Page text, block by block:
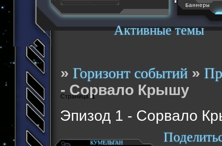
Активные темы
Баннеры
»Горизонт событий »
- Сорвало Крышу
Эпизод 1 - Сорвало
Страница:1
КУМЕЛЬГАН